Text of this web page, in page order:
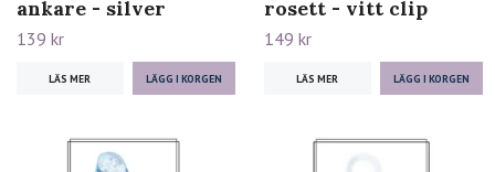
ankare - silver
139 kr
LÄS MER
rosett - vitt clip
149 kr
LÄS MER